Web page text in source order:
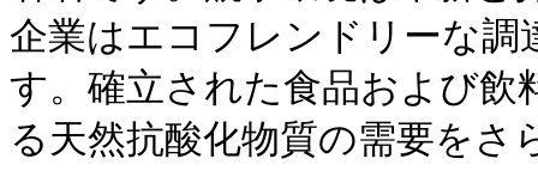
企業はエコフレンドリーな
す。確立された食品および飲
る天然抗酸化物質の需要をさ